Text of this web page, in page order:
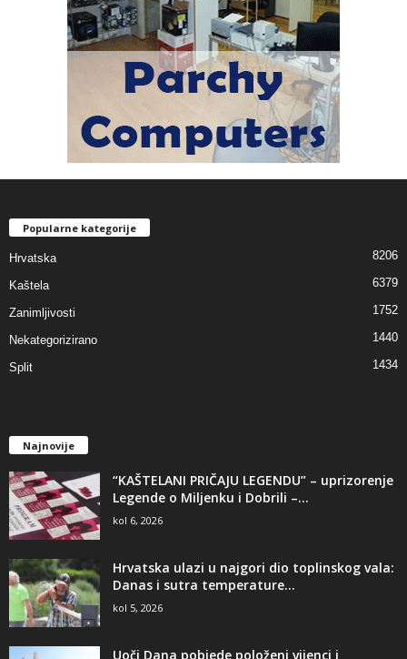
Popularne kategorije
Hrvatska 8206
Kaštela 6379
Zanimljivosti 1752
Nekategorizirano 1440
Split 1434
Najnovije
“KAŠTELANI PRIČAJU LEGENDU” – uprizorenje
Legende o Miljenku i Dobrili –...
kol 6, 2026
Hrvatska ulazi u najgori dio toplinskog vala:
Danas i sutra temperature...
kol 5, 2026
Uoči Dana pobjede položeni vijenci i